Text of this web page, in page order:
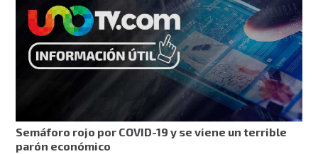
Semáforo rojo por COVID-19 y se viene un terrible
parón económico